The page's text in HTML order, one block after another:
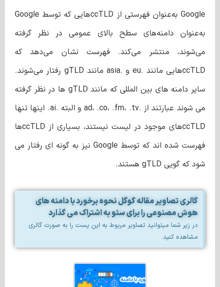
Google به‌عنوان فهرستی از ccTLD‌هایی که توسط Google
به‌عنوان دامنه‌های سطح بالای عمومی در نظر گرفته
می‌شوند، منتشر می‌کند. فهرست نشان می‌دهد که
ccTLD‌هایی مانند .eu و .asia مانند gTLD رفتار می‌شوند.
سایر دامنه های بین المللی که مانند gTLD ها در نظر گرفته
می شوند عبارتند از .ad، .co، .fm، .tv و البته .ai. اینها تنها
ccTLDهای موجود در لیست نیستند، بسیاری از ccTLDها
فهرست شده اند که توسط Google نیز به گونه ای رفتار می
شود که گویی gTLD هستند.
گالری تصاویر مقاله گوگل نحوه برخورد با دامنه های
هوش مصنوعی را برای سئو به اشتراک می گذارد
در زیر شما میتوانید تصاویر مربوط به این پست را به صورت گالری
مشاهده کنید.